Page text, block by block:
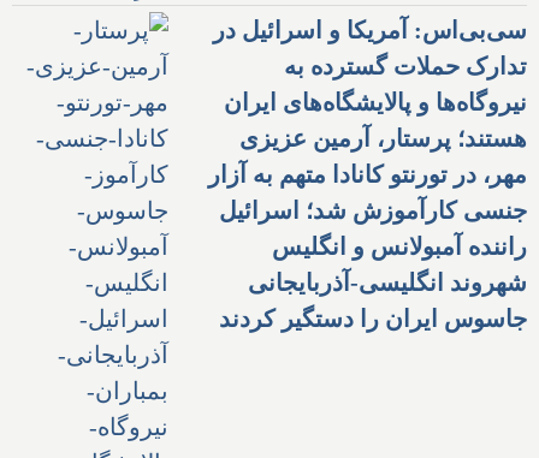
سی‌بی‌اس: آمریکا و اسرائیل در
تدارک حملات گسترده به
نیروگاه‌ها و پالایشگاه‌های ایران
هستند؛ پرستار، آرمین عزیزی
مهر، در تورنتو کانادا متهم به آزار
جنسی کارآموزش شد؛ اسرائیل
راننده آمبولانس و انگلیس
شهروند انگلیسی-آذربایجانی
جاسوس ایران را دستگیر کردند